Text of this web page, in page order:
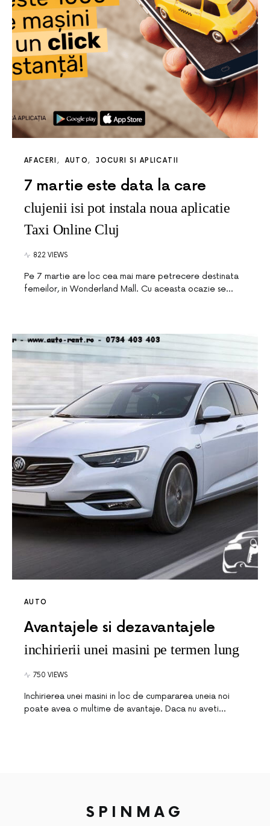
AFACERI AUTO JOCURI SI APLICATII
7 martie este data la care
clujenii isi pot instala noua aplicatie
Taxi Online Cluj
822 VIEWS
Pe 7 martie are loc cea mai mare petrecere destinata
femeilor, in Wonderland Mall. Cu aceasta ocazie se…
AUTO
Avantajele si dezavantajele
inchirierii unei masini pe termen lung
750 VIEWS
Inchirierea unei masini in loc de cumpararea uneia noi
poate avea o multime de avantaje. Daca nu aveti…
SPINMAG